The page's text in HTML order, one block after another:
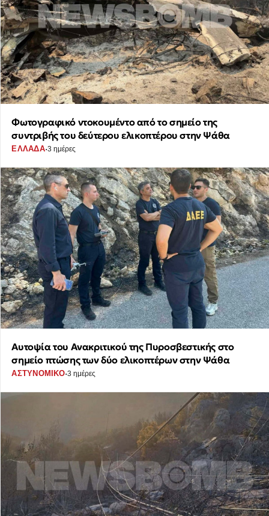
Φωτογραφικό ντοκουμέντο από το σημείο της
συντριβής του δεύτερου ελικοπτέρου στην Ψάθα
ΕΛΛΑΔΑ·3 ημέρες
Αυτοψία του Ανακριτικού της Πυροσβεστικής στο
σημείο πτώσης των δύο ελικοπτέρων στην Ψάθα
ΑΣΤΥΝΟΜΙΚΟ·3 ημέρες